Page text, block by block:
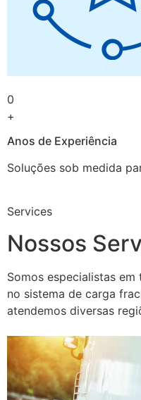
0
+
Anos de Experiência
Soluções sob medida
Services
Nossos
Somos especialistas
no sistema de carga
atendemos diversas